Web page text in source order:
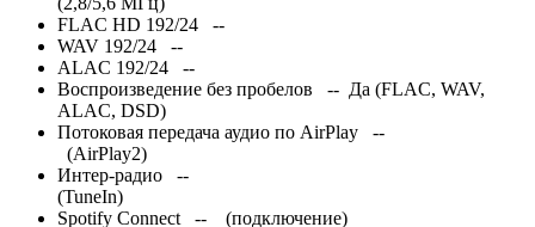
FLAC HD 192/24 --
WAV 192/24 --
ALAC 192/24 --
Воспроизведение без пробелов -- Да (FLAC, WAV,
ALAC, DSD)
Потоковая передача аудио по AirPlay --
(AirPlay2)
Интер-радио --
(TuneIn)
Spotify Connect --
(подключение)